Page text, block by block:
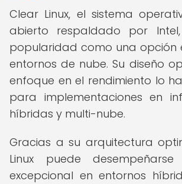
Clear Linux, el sistema
abierto respaldado por
popularidad como una opción
entornos de nube. Su diseño
enfoque en el rendimiento lo
para implementaciones en
híbridas y multi-nube.
Gracias a su arquitectura
Linux puede
excepcional en entornos